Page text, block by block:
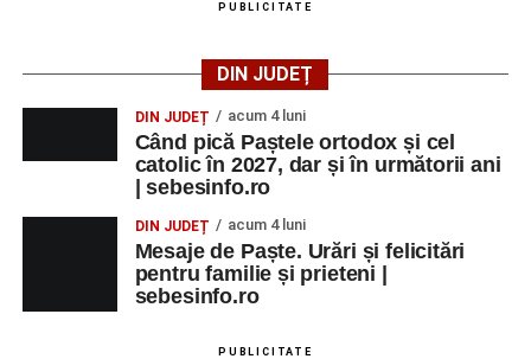
PUBLICITATE
DIN JUDEȚ
DIN JUDEȚ acum 4 luni
Când pică Paștele ortodox și cel
catolic în 2027, dar și în următorii ani
| sebesinfo.ro
DIN JUDEȚ acum 4 luni
Mesaje de Paște. Urări și felicitări
pentru familie și prieteni |
sebesinfo.ro
PUBLICITATE